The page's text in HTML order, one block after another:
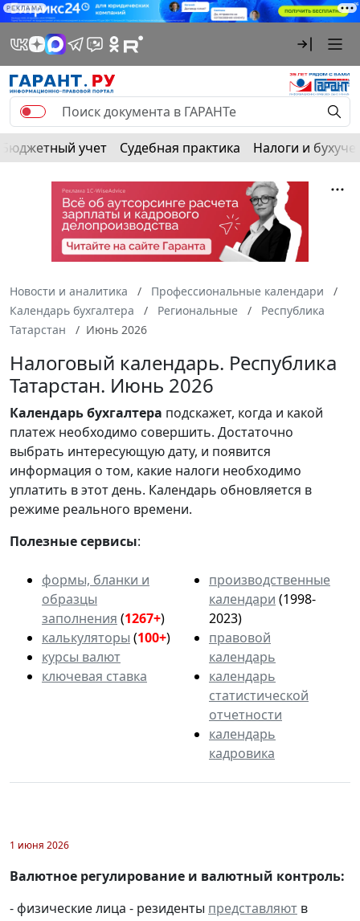
РЕКЛАМА
Бюджетный учет Судебная практика Налоги и
Новости и аналитика
Профессиональные календари
Календарь бухгалтера
Региональные
Республика
Татарстан
Июнь 2026
Налоговый календарь. Республика
Татарстан. Июнь 2026
Календарьбухгалтера подскажет, когда и какой
платеж необходимо совершить. Достаточно
выбрать интересующую дату, и появится
информация о том, какие налоги необходимо
уплатить в этот день. Календарь обновляется в
режиме реального времени.
Полезные сервисы:
формы, бланки и
образцы
заполнения (1267+)
калькуляторы (100+)
курсы валют
ключевая ставка
производственные
календари (1998-
2023)
правовой
календарь
календарь
статистической
отчетности
календарь
кадровика
1 июня 2026
Валютное регулирование и валютный контроль:
- физические лица - резиденты представляют в